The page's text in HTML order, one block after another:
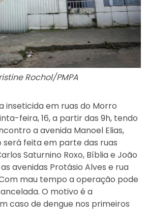
Rochol/PMPA
inseticida em ruas do Morro
feira, 16, a partir das 9h, tendo
a avenida Manoel Elias,
será feita em parte das ruas
Saturnino Roxo, Bíblia e João
avenidas Protásio Alves e rua
mau tempo a operação pode
O motivo é a
caso de dengue nos primeiros